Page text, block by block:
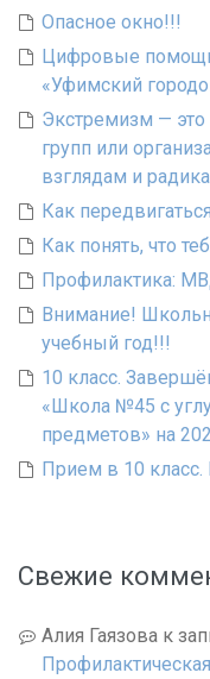
Опасное окно!!!
Цифровые
«Уфимский
Экстремизм —
групп или
взглядам и
Как
Как понять, что
Профилактика:
Внимание!
учебный год!!!
10 класс.
«Школа №45 с
предметов» на
Прием в 10 класс.
Свежие
Алия Гаязова к